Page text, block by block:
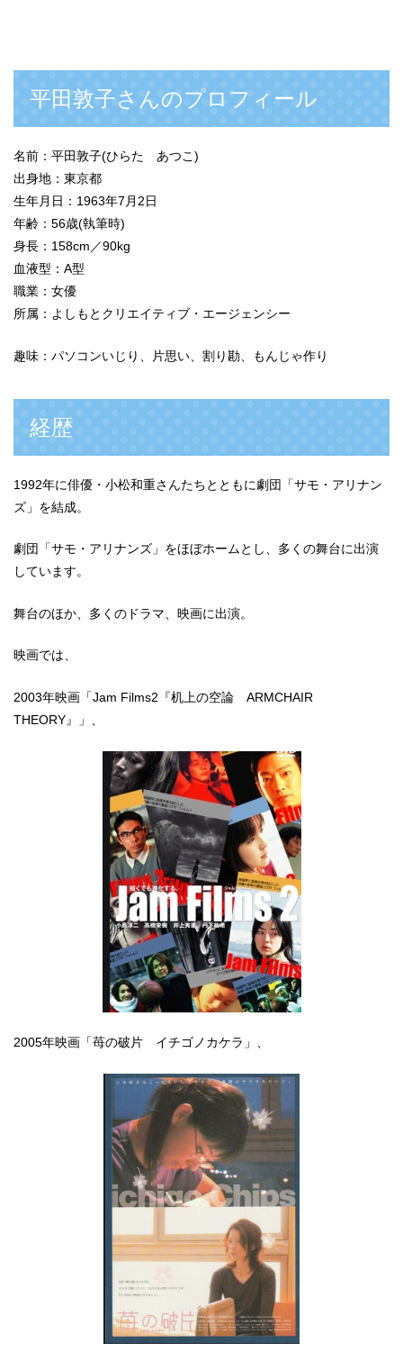
平田敦子さんのプロフィール
名前：平田敦子(ひらた あつこ)
出身地：東京都
生年月日：1963年7月2日
年齢：56歳(執筆時)
身長：158cm／90kg
血液型：A型
職業：女優
所属：よしもとクリエイティブ・エージェンシー
趣味：パソコンいじり、片思い、割り勘、もんじゃ作り
経歴
1992年に俳優・小松和重さんたちとともに劇団「サモ・アリナン
ズ」を結成。
劇団「サモ・アリナンズ」をほぼホームとし、多くの舞台に出演
しています。
舞台のほか、多くのドラマ、映画に出演。
映画では、
2003年映画「Jam Films2『机上の空論 ARMCHAIR
THEORY』」、
2005年映画「苺の破片 イチゴノカケラ」、